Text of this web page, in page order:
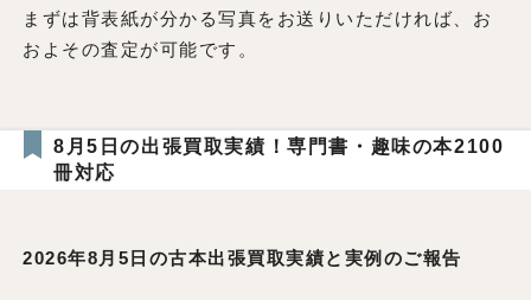
まずは背表紙が分かる写真をお送りいただければ、お
およその査定が可能です。
8月5日の出張買取実績！専門書・趣味の本2100
冊対応
2026年8月5日の古本出張買取実績と実例のご報告